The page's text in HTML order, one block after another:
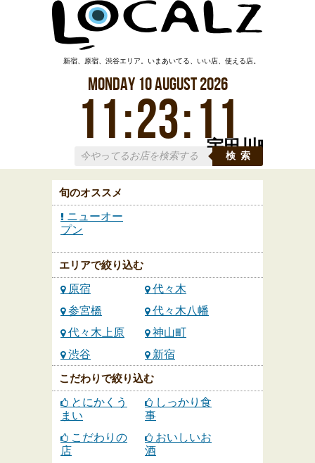
宇田川町
新宿、原宿、渋谷エリア。いまあいてる、いい店、使える店。
Monday 10August2026
11:23:12
検索
旬のオススメ
ニューオー
プン
エリアで絞り込む
原宿
代々木
参宮橋
代々木八幡
代々木上原
神山町
渋谷
新宿
こだわりで絞り込む
とにかくう
まい
しっかり食
事
こだわりの
店
おいしいお
酒